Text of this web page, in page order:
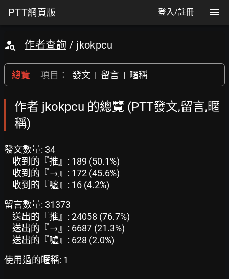
PTT網頁版 登入/註冊
作者查詢 / jkokpcu
總覽 項目： 發文 | 留言 | 暱稱
作者 jkokpcu 的總覽 (PTT發文,留言,暱
稱)
發文數量: 34
收到的『推』: 189 (50.1%)
收到的『→』: 172 (45.6%)
收到的『噓』: 16 (4.2%)
留言數量: 31373
送出的『推』: 24058 (76.7%)
送出的『→』: 6687 (21.3%)
送出的『噓』: 628 (2.0%)
使用過的暱稱: 1